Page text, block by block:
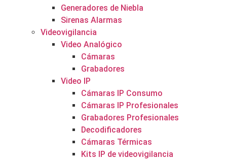
Generadores de Niebla
Sirenas Alarmas
Videovigilancia
Video Analógico
Cámaras
Grabadores
Video IP
Cámaras IP Consumo
Cámaras IP Profesionales
Grabadores Profesionales
Decodificadores
Cámaras Térmicas
Kits IP de videovigilancia